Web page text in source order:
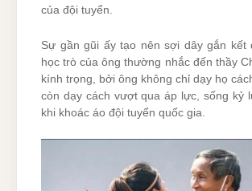
của đội tuyển.
Sự gần gũi ấy tạo nên sợi dây gắn kết
học trò của ông thường nhắc đến thầy
kính trọng, bởi ông không chỉ dạy họ
còn dạy cách vượt qua áp lực, sống kỷ
khi khoác áo đội tuyển quốc gia.